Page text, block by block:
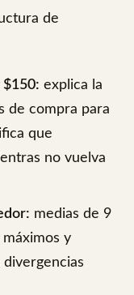
de
$150: explica la
de compra para
que
no vuelva
medias de 9
y